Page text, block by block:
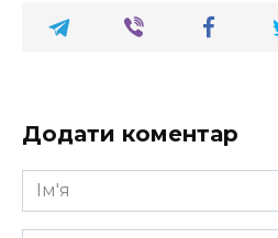
Додати коментар
Ім'я
*